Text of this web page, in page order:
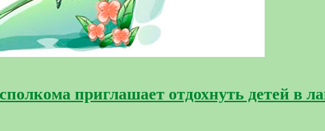
приглашает отдохнуть детей в